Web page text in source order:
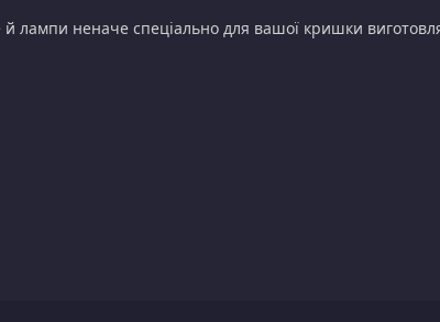
лампи неначе спеціально для вашої кришки